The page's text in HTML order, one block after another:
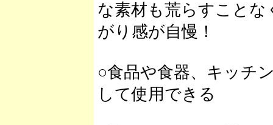
な素材も荒らすこと
がり感が自慢！
○食品や食器、キッチ
して使用できる